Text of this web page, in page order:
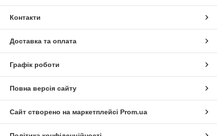
Контакти
Доставка та оплата
Графік роботи
Повна версія сайту
Сайт створено на маркетплейсі Prom.ua